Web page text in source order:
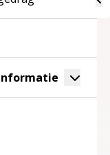
Ga naar
Toggle
voeding